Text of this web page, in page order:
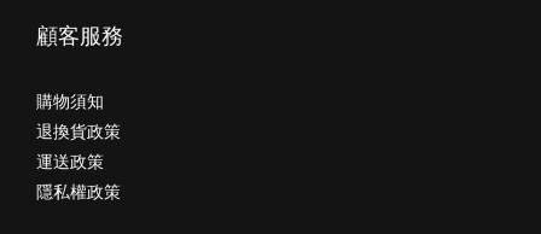
顧客服務
購物須知
退換貨政策
運送政策
隱私權政策